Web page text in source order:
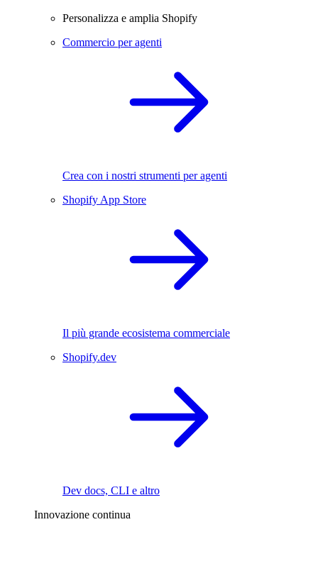
Personalizza e amplia Shopify
Commercio per agenti
Crea con i nostri strumenti per agenti
Shopify App Store
Il più grande ecosistema commerciale
Shopify.dev
Dev docs, CLI e altro
Innovazione continua